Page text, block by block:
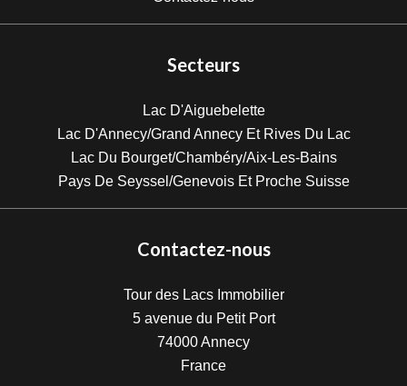
Secteurs
Lac D'Aiguebelette
Lac D'Annecy/Grand Annecy Et Rives Du Lac
Lac Du Bourget/Chambéry/Aix-Les-Bains
Pays De Seyssel/Genevois Et Proche Suisse
Contactez-nous
Tour des Lacs Immobilier
5 avenue du Petit Port
74000Annecy
France